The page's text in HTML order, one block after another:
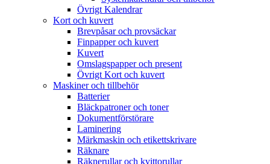
Övrigt Kalendrar
Kort och kuvert
Brevpåsar och provsäckar
Finpapper och kuvert
Kuvert
Omslagspapper och present
Övrigt Kort och kuvert
Maskiner och tillbehör
Batterier
Bläckpatroner och toner
Dokumentförstörare
Laminering
Märkmaskin och etikettskrivare
Räknare
Räknerullar och kvittorullar